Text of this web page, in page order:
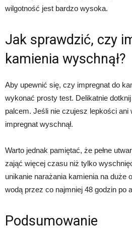
wilgotność jest bardzo wysoka.
Jak sprawdzić, czy
kamienia wyschnął?
Aby upewnić się, czy impregnat do
wykonać prosty test. Delikatnie
palcem. Jeśli nie czujesz lepkości ani
impregnat wyschnął.
Warto jednak pamiętać, że pełne
zająć więcej czasu niż tylko
unikanie narażania kamienia na duże
wodą przez co najmniej 48 godzin po
Podsumowanie